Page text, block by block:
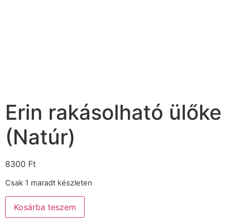
Erin rakásolható ülőke
(Natúr)
8300 Ft
Csak 1 maradt készleten
Kosárba teszem